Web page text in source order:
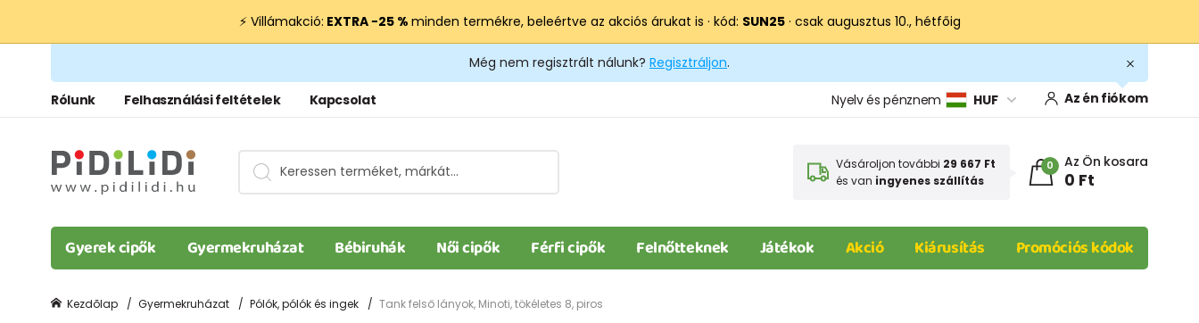
⚡ Villámakció: EXTRA −25 % minden termékre, beleértve az akciós árukat is · kód: SUN25· csak augusztus 10., hétfőig
Még nem regisztrált nálunk? Regisztráljon.
Rólunk Felhasználási feltételek Kapcsolat Nyelv és pénznem HUF Az én fiókom
Vásároljon további 29 667 Ft
és van ingyenes szállítás
0 Az Ön kosara
0 Ft
Gyerek cipők Gyermekruházat Bébiruhák Női cipők Férfi cipők Felnőtteknek Játékok Akció Kiárusítás Promóciós kódok
Kezdõlap Gyermekruházat Pólók, pólók és ingek Tank felső lányok, Minoti, tökéletes 8, piros